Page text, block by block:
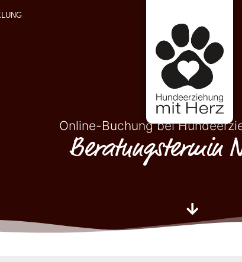
Online-Buchung bei
Beratungstermin